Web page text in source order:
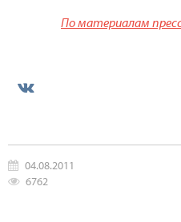
По материалам
04.08.2011
6762